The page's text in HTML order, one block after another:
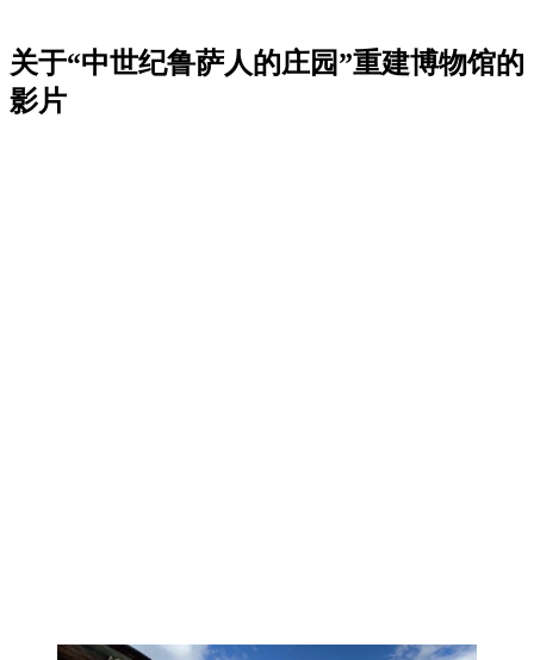
关于“中世纪鲁萨人的庄园”重建博物馆的
影片